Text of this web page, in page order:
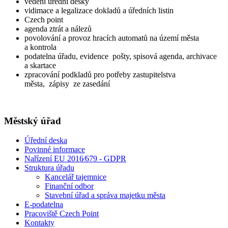
vidimace a legalizace dokladů a úředních listin
Czech point
agenda ztrát a nálezů
povolování a provoz hracích automatů na území města
a kontrola
podatelna úřadu, evidence pošty, spisová agenda, archivace
a skartace
zpracování podkladů pro potřeby zastupitelstva
města, zápisy ze zasedání
Městský úřad
Úřední deska
Povinné informace
Nařízení EU 2016⁄679 - GDPR
Struktura úřadu
Kancelář tajemnice
Finanční odbor
Stavební úřad a správa majetku města
E-podatelna
Pracoviště Czech Point
Kontakty